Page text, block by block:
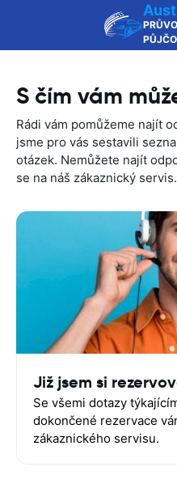
S čím vám
Rádi vám pomůžeme najít
jsme pro vás sestavili
otázek. Nemůžete najít
se na náš zákaznický servis.
Již jsem si
Se všemi dotazy
dokončené rezervace
zákaznického servisu.